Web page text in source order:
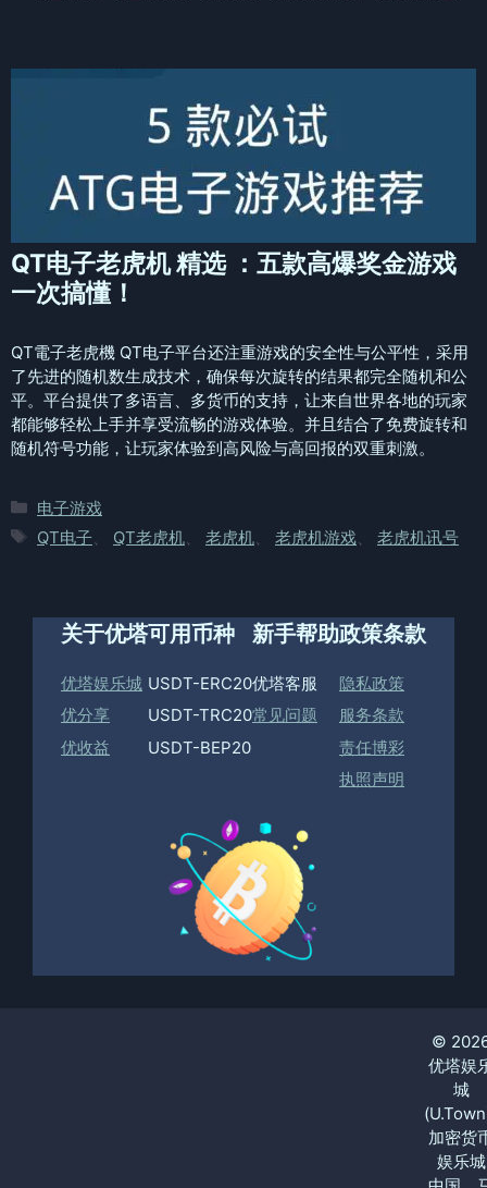
QT电子老虎机 精选 ：五款高爆奖金游戏
一次搞懂！
QT電子老虎機 QT电子平台还注重游戏的安全性与公平性，采用
了先进的随机数生成技术，确保每次旋转的结果都完全随机和公
平。平台提供了多语言、多货币的支持，让来自世界各地的玩家
都能够轻松上手并享受流畅的游戏体验。并且结合了免费旋转和
随机符号功能，让玩家体验到高风险与高回报的双重刺激。
分
类
电子游戏
标
QT电子 QT老虎机 老虎机 老虎机游戏 老虎机讯号
关于优塔
优塔娱乐城
优分享
优收益
可用币种
USDT-ERC20
USDT-TRC20
USDT-BEP20
新手帮助
优塔客服
常见问题
政策条款
隐私政策
服务条款
责任博彩
执照声明
©
优塔娱
城
加密货
娱乐城